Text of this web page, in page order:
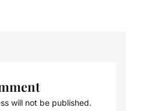
will not be published.